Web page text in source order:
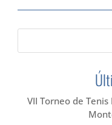
VII Torneo de